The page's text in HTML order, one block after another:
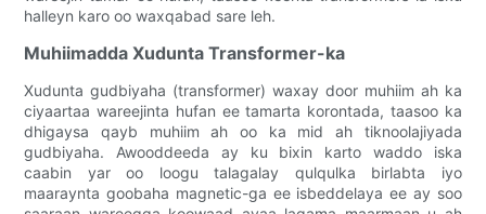
halleyn karo oo waxqabad sare leh.
Muhiimadda Xudunta Transformer-ka
Xudunta gudbiyaha (transformer) waxay door muhiim ah ka
ciyaartaa wareejinta hufan ee tamarta korontada, taasoo ka
dhigaysa qayb muhiim ah oo ka mid ah tiknoolajiyada
gudbiyaha. Awooddeeda ay ku bixin karto waddo iska
caabin yar oo loogu talagalay qulqulka birlabta iyo
maaraynta goobaha magnetic-ga ee isbeddelaya ee ay soo